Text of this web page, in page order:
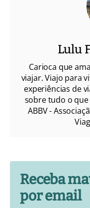
Lulu
Carioca que
viajar. Viajo para
experiências de
sobre tudo o
ABBV -
Receba
por email